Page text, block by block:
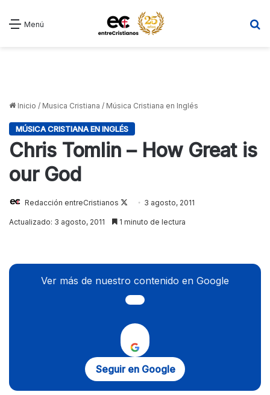
Menú
Inicio / Musica Cristiana / Música Cristiana en Inglés
MÚSICA CRISTIANA EN INGLÉS
Chris Tomlin – How Great is
our God
Redacción entreCristianos
Follow
on
3 agosto, 2011
Actualizado: 3 agosto, 2011 1 minuto de lectura
Ver más de nuestro contenido en Google
Seguir en Google